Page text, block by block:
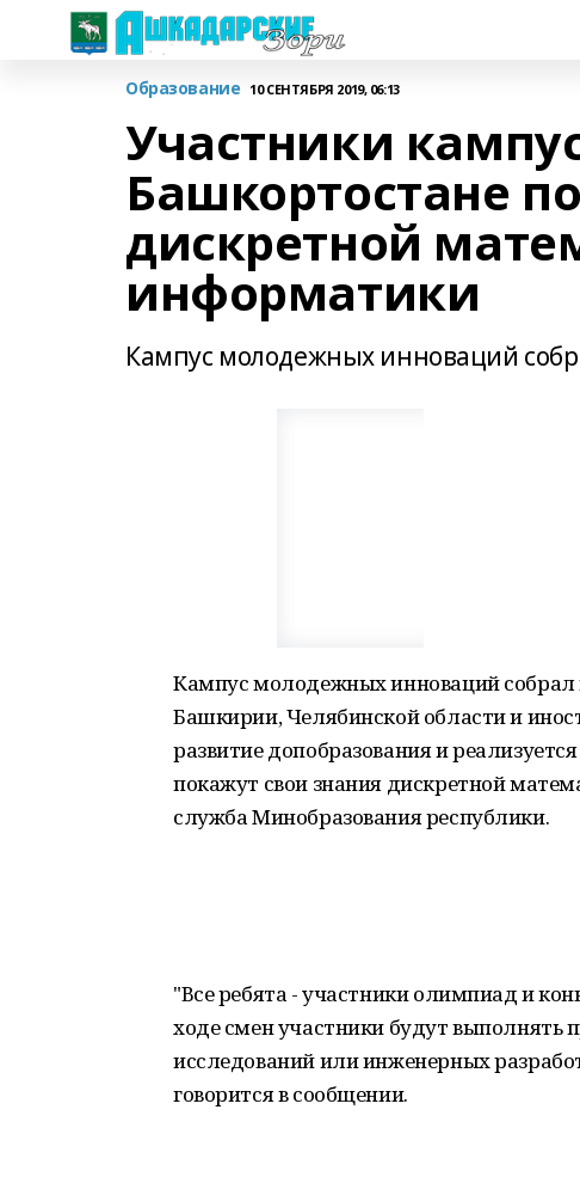
Образование 10 СЕНТЯБРЯ 2019, 06:13
Участники
Башкортостане
дискретной
информатики
Кампус молодежных инноваций
Кампус молодежных инноваций
Башкирии, Челябинской области и
развитие допобразования и
покажут свои знания дискретной
служба Минобразования республики.
"Все ребята - участники олимпиад и
ходе смен участники будут выполнять
исследований или инженерных
говорится в сообщении.